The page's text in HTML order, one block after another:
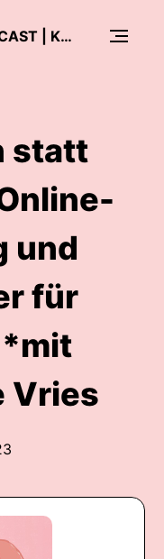
DER PORTFOLIO-PODCAST | KREATIV ERFOLGREICH IN ILLUSTRATION UND DESIGN
statt
und
für
*mit
Vries